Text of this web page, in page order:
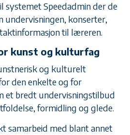
systemet Speedadmin der de
undervisningen, konserter,
til læreren.
kunst og kulturfag
og kulturelt
den enkelte og for
et bredt undervisningstilbud
formidling og glede.
samarbeid med blant annet